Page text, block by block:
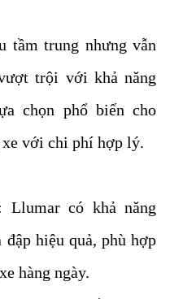
tầm trung nhưng vẫn
trội với khả năng
chọn phổ biến cho
xe với chi phí hợp lý.
Llumar có khả năng
hiệu quả, phù hợp
hàng ngày.